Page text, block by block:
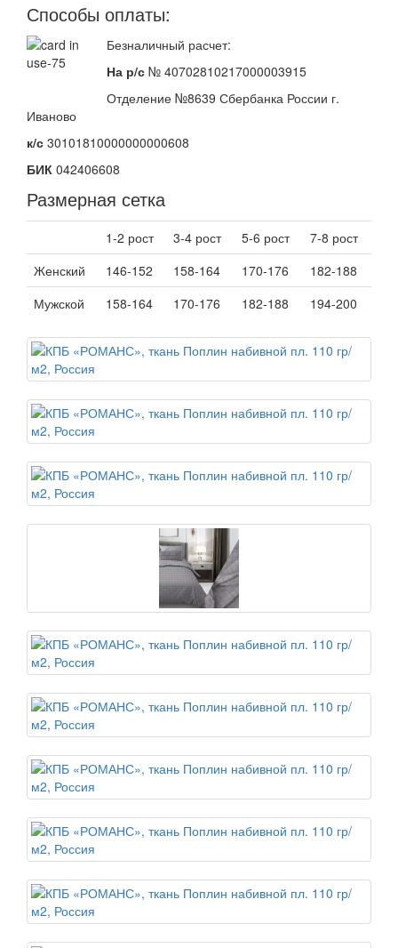
Способы оплаты:
Безналичный расчет:
На р/с № 40702810217000003915
Отделение №8639 Сбербанка России г.
Иваново
к/с 30101810000000000608
БИК 042406608
Размерная сетка
1-2 рост 3-4 рост 5-6 рост
7-8 рост
Женский
146-152 158-164 170-176
182-188
Мужской
158-164 170-176 182-188 194-200